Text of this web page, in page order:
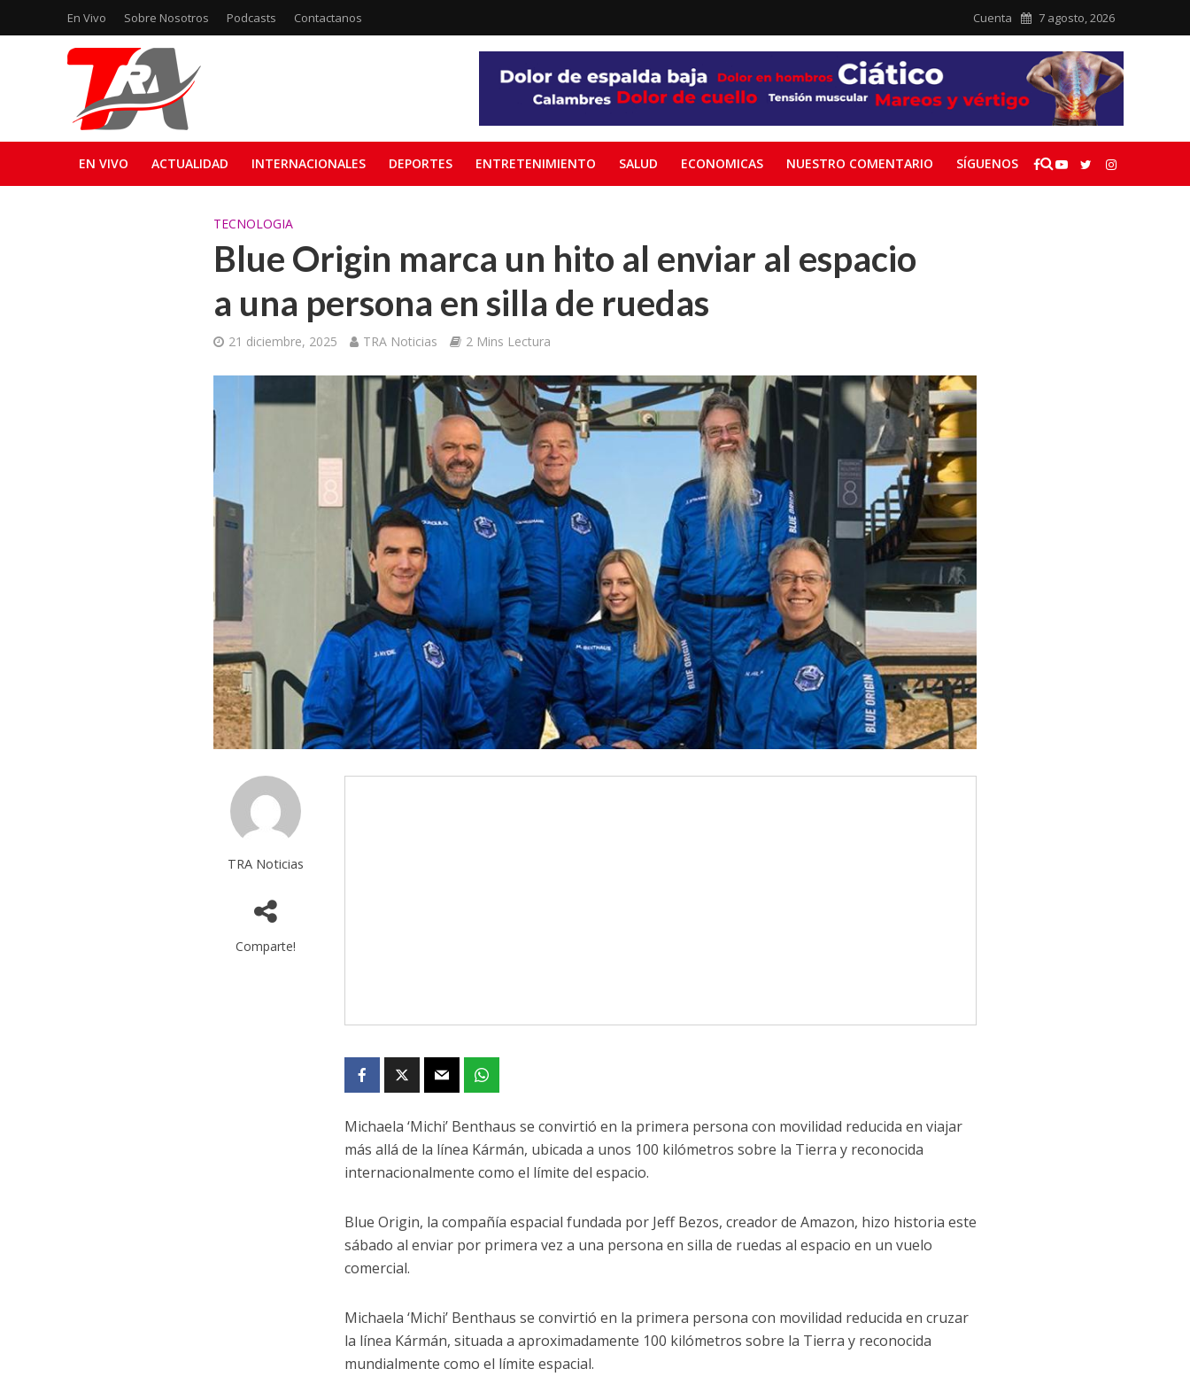
En Vivo Sobre Nosotros Podcasts Contactanos Cuenta 7 agosto, 2026
EN VIVO ACTUALIDAD INTERNACIONALES DEPORTES ENTRETENIMIENTO SALUD ECONOMICAS NUESTRO COMENTARIO SÍGUENOS
TECNOLOGIA
Blue Origin marca un hito al enviar al espacio
a una persona en silla de ruedas
21 diciembre, 2025 TRA Noticias 2 Mins Lectura
TRA Noticias
Comparte!
Michaela ‘Michi’ Benthaus se convirtió en la primera persona con movilidad reducida en viajar
más allá de la línea Kármán, ubicada a unos 100 kilómetros sobre la Tierra y reconocida
internacionalmente como el límite del espacio.
Blue Origin, la compañía espacial fundada por Jeff Bezos, creador de Amazon, hizo historia este
sábado al enviar por primera vez a una persona en silla de ruedas al espacio en un vuelo
comercial.
Michaela ‘Michi’ Benthaus se convirtió en la primera persona con movilidad reducida en cruzar
la línea Kármán, situada a aproximadamente 100 kilómetros sobre la Tierra y reconocida
mundialmente como el límite espacial.